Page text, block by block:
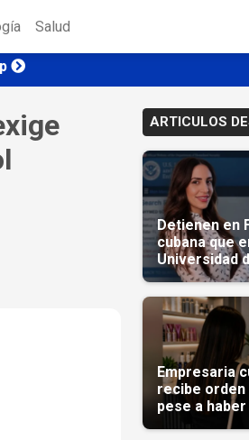
Salud
ARTICULOS
Detienen en
cubana que
Universidad
de
Empresaria
recibe
pese a